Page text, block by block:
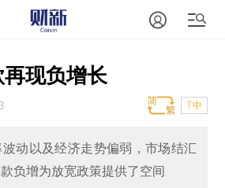
现负增长
T中
动以及经济走势偏弱，市场结汇
负增为放宽政策提供了空间